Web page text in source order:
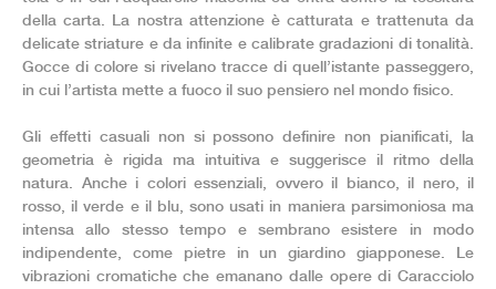
della carta. La nostra attenzione è catturata e trattenuta da
delicate striature e da infinite e calibrate gradazioni di tonalità.
Gocce di colore si rivelano tracce di quell’istante passeggero,
in cui l’artista mette a fuoco il suo pensiero nel mondo fisico.
Gli effetti casuali non si possono definire non pianificati, la
geometria è rigida ma intuitiva e suggerisce il ritmo della
natura. Anche i colori essenziali, ovvero il bianco, il nero, il
rosso, il verde e il blu, sono usati in maniera parsimoniosa ma
intensa allo stesso tempo e sembrano esistere in modo
indipendente, come pietre in un giardino giapponese. Le
vibrazioni cromatiche che emanano dalle opere di Caracciolo